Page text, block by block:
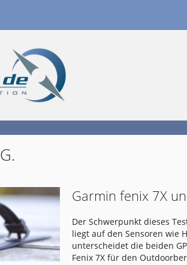
Garmin fenix 7X
Der Schwerpunkt dieses
liegt auf den Sensoren wie
unterscheidet die beiden
Fenix 7X für den